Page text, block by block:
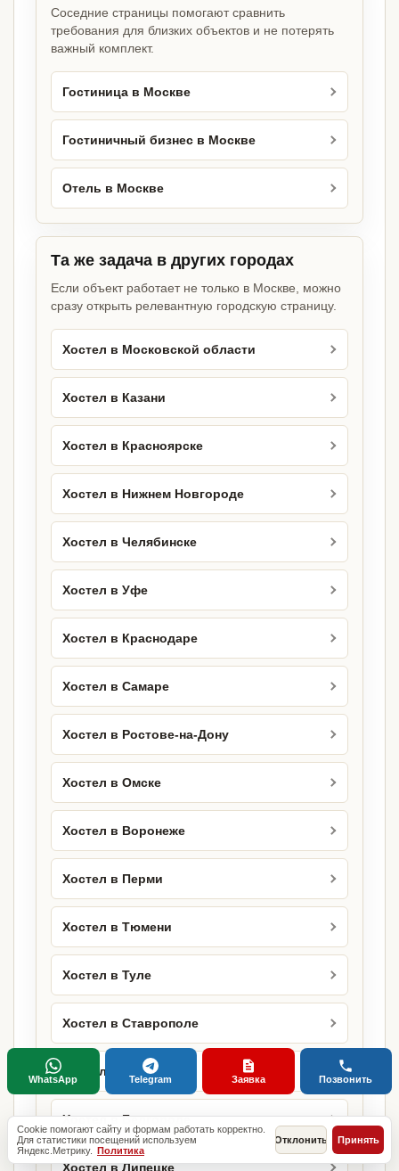
Соседние страницы помогают сравнить
требования для близких объектов и не потерять
важный комплект.
Гостиница в Москве
Гостиничный бизнес в Москве
Отель в Москве
Та же задача в других городах
Если объект работает не только в Москве, можно
сразу открыть релевантную городскую страницу.
Хостел в Московской области
Хостел в Казани
Хостел в Красноярске
Хостел в Нижнем Новгороде
Хостел в Челябинске
Хостел в Уфе
Хостел в Краснодаре
Хостел в Самаре
Хостел в Ростове-на-Дону
Хостел в Омске
Хостел в Воронеже
Хостел в Перми
Хостел в Тюмени
Хостел в Туле
Хостел в Ставрополе
Хостел в Сочи
Хостел в Белгороде
Хостел в Липецке
Cookie помогают сайту и формам работать корректно.
Для статистики посещений используем
Яндекс.Метрику. Политика
Отклонить Принять
WhatsApp Telegram Заявка Позвонить